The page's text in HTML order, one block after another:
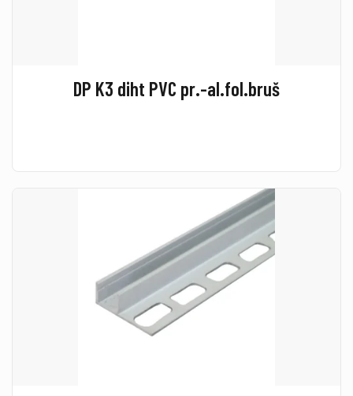
DP K3 diht PVC pr.-al.fol.bruš